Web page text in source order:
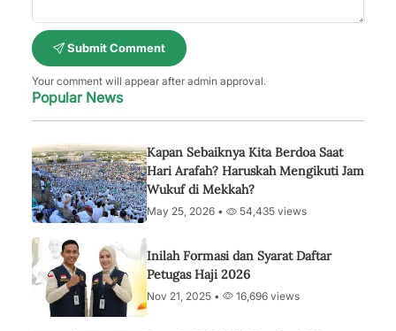
Submit Comment
Your comment will appear after admin approval.
Popular News
Kapan Sebaiknya Kita Berdoa Saat
Hari Arafah? Haruskah Mengikuti Jam
Wukuf di Mekkah?
May 25, 2026 • 54,435 views
Inilah Formasi dan Syarat Daftar
Petugas Haji 2026
Nov 21, 2025 • 16,696 views